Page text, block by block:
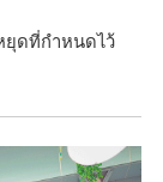
ยุดที่กำหนดไว้